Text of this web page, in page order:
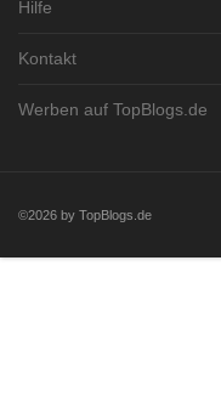
Hilfe
Kontakt
Werben auf TopBlogs.de
©2026 by TopBlogs.de